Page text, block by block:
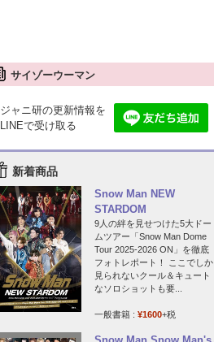
サイゾーウーマン
ジャニ研の更新情報を
LINEで受け取る
新着商品
Snow Man NEW
STARDOM
9人の絆を見せつけた5大ドー
ムツアー「Snow Man Dome
Tour 2025-2026 ON」を徹底
フォトレポート！ ここでしか
見られないクール＆キュート
なソロショットも要...
一般書籍 : ¥1600+税